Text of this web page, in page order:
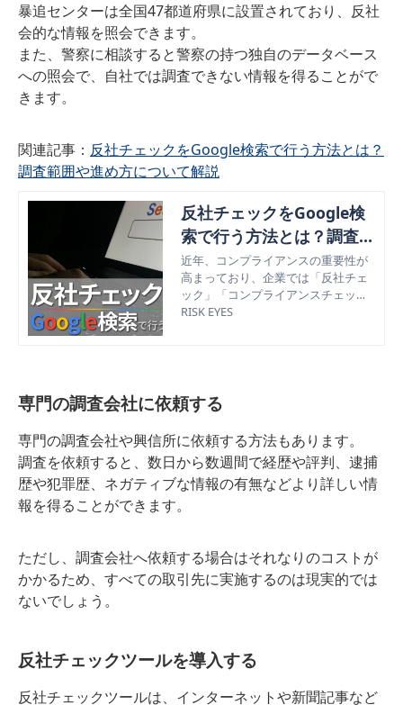
暴追センターは全国47都道府県に設置されており、反社
会的な情報を照会できます。
また、警察に相談すると警察の持つ独自のデータベース
への照会で、自社では調査できない情報を得ることがで
きます。
関連記事： 反社チェックをGoogle検索で行う方法とは？
調査範囲や進め方について解説
反社チェックをGoogle検
索で行う方法とは？調査範
囲や進め方について解説
近年、コンプライアンスの重要性が
高まっており、企業では「反社チェ
ック」「コンプライアンスチェッ
ク」というキーワードが注目を浴び
RISK EYES
専門の調査会社に依頼する
専門の調査会社や興信所に依頼する方法もあります。
調査を依頼すると、数日から数週間で経歴や評判、逮捕
歴や犯罪歴、ネガティブな情報の有無などより詳しい情
報を得ることができます。
ただし、調査会社へ依頼する場合はそれなりのコストが
かかるため、すべての取引先に実施するのは現実的では
ないでしょう。
反社チェックツールを導入する
反社チェックツールは、インターネットや新聞記事など